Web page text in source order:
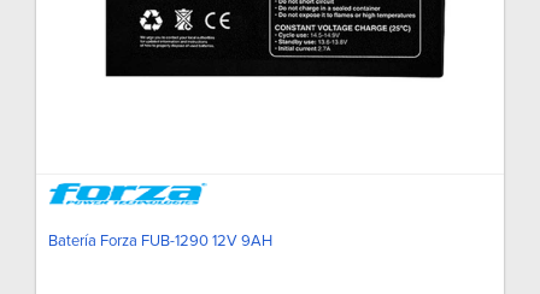
Batería Forza FUB-1290 12V 9AH